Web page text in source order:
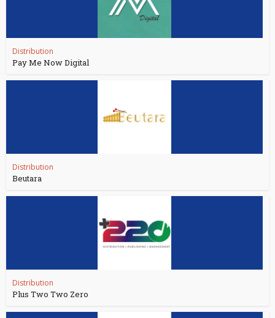
Distribution
Pay Me Now Digital
Distribution
Beutara
Distribution
Plus Two Two Zero